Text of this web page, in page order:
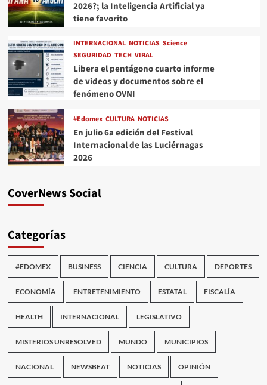
2026?; la Inteligencia Artificial ya
tiene favorito
INTERNACIONAL NOTICIAS Science
SEGURIDAD TECH VIRAL
Libera el pentágono cuarto informe
de videos y documentos sobre el
fenómeno OVNI
#Edomex CULTURA NOTICIAS
En julio 6a edición del Festival
Internacional de las Luciérnagas
2026
CoverNews Social
Categorías
#EDOMEX BUSINESS CIENCIA CULTURA DEPORTES
ECONOMÍA ENTRETENIMIENTO ESTATAL FISCALÍA
HEALTH INTERNACIONAL LEGISLATIVO
MISTERIOS UNRESOLVED MUNDO MUNICIPIOS
NACIONAL NEWSBEAT NOTICIAS OPINIÓN